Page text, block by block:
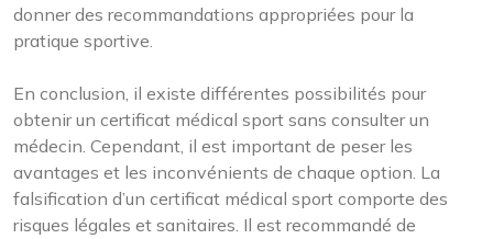
donner des recommandations appropriées pour la
pratique sportive.
En conclusion, il existe différentes possibilités pour
obtenir un certificat médical sport sans consulter un
médecin. Cependant, il est important de peser les
avantages et les inconvénients de chaque option. La
falsification d’un certificat médical sport comporte des
risques légales et sanitaires. Il est recommandé de